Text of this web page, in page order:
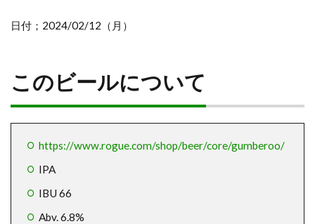
日付；2024/02/12（月）
このビールについて
https://www.rogue.com/shop/beer/core/gumberoo/
IPA
IBU 66
Abv. 6.8%